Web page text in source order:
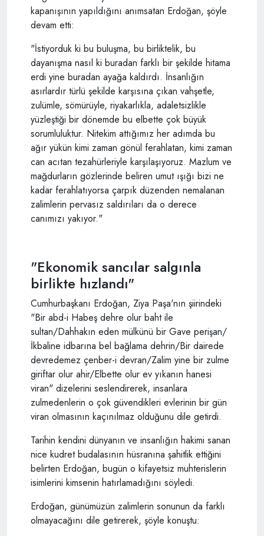
kapanışının yapıldığını anımsatan Erdoğan, şöyle
devam etti:
"İstiyorduk ki bu buluşma, bu birliktelik, bu
dayanışma nasıl ki buradan farklı bir şekilde hitama
erdi yine buradan ayağa kaldırdı. İnsanlığın
asırlardır türlü şekilde karşısına çıkan vahşetle,
zulümle, sömürüyle, riyakarlıkla, adaletsizlikle
yüzleştiği bir dönemde bu elbette çok büyük
sorumluluktur. Nitekim attığımız her adımda bu
ağır yükün kimi zaman gönül ferahlatan, kimi zaman
can acıtan tezahürleriyle karşılaşıyoruz. Mazlum ve
mağdurların gözlerinde beliren umut ışığı bizi ne
kadar ferahlatıyorsa çarpık düzenden nemalanan
zalimlerin pervasız saldırıları da o derece
canımızı yakıyor."
"Ekonomik sancılar salgınla
birlikte hızlandı"
Cumhurbaşkanı Erdoğan, Ziya Paşa'nın şiirindeki
"Bir abd-i Habeş dehre olur baht ile
sultan/Dahhakın eden mülkünü bir Gave perişan/
İkbaline idbarına bel bağlama dehrin/Bir dairede
devredemez çenber-i devran/Zalim yine bir zulme
giriftar olur ahir/Elbette olur ev yıkanın hanesi
viran" dizelerini seslendirerek, insanlara
zulmedenlerin o çok güvendikleri evlerinin bir gün
viran olmasının kaçınılmaz olduğunu dile getirdi.
Tarihin kendini dünyanın ve insanlığın hakimi sanan
nice kudret budalasının hüsranına şahitlik ettiğini
belirten Erdoğan, bugün o kifayetsiz muhterislerin
isimlerini kimsenin hatırlamadığını söyledi.
Erdoğan, günümüzün zalimlerin sonunun da farklı
olmayacağını dile getirerek, şöyle konuştu: